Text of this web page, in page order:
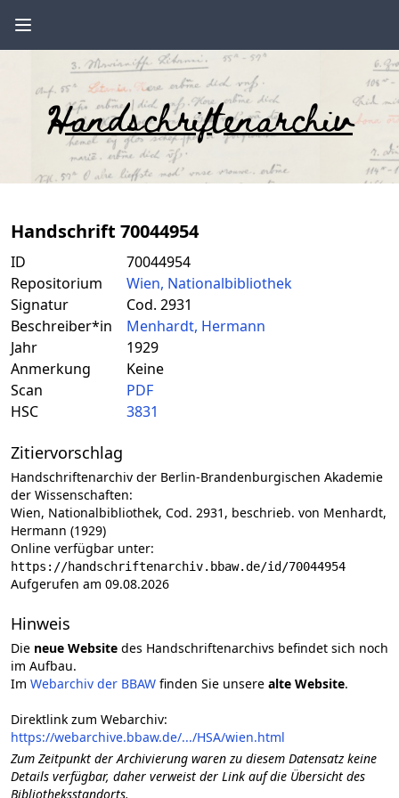
Handschriftenarchiv
Handschrift 70044954
ID
70044954
Repositorium
Wien, Nationalbibliothek
Signatur
Cod. 2931
Beschreiber*in
Menhardt, Hermann
Jahr
1929
Anmerkung
Keine
Scan
PDF
HSC
3831
Zitiervorschlag
Handschriftenarchiv der Berlin-Brandenburgischen Akademie
der Wissenschaften:
Wien, Nationalbibliothek, Cod. 2931, beschrieb. von Menhardt,
Hermann (1929)
Online verfügbar unter:
https://handschriftenarchiv.bbaw.de/id/70044954
Aufgerufen am 09.08.2026
Hinweis
Die neue Website des Handschriftenarchivs befindet sich noch
im Aufbau.
Im Webarchiv der BBAW finden Sie unsere alte Website.
Direktlink zum Webarchiv:
https://webarchive.bbaw.de/.../HSA/wien.html
Zum Zeitpunkt der Archivierung waren zu diesem Datensatz keine
Details verfügbar, daher verweist der Link auf die Übersicht des
Bibliotheksstandorts.